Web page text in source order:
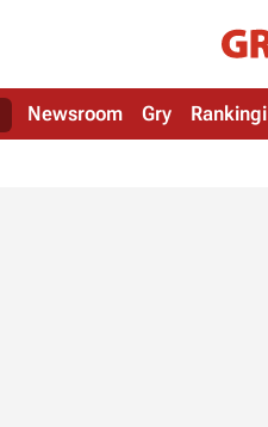
Newsroom Gry Rankingi